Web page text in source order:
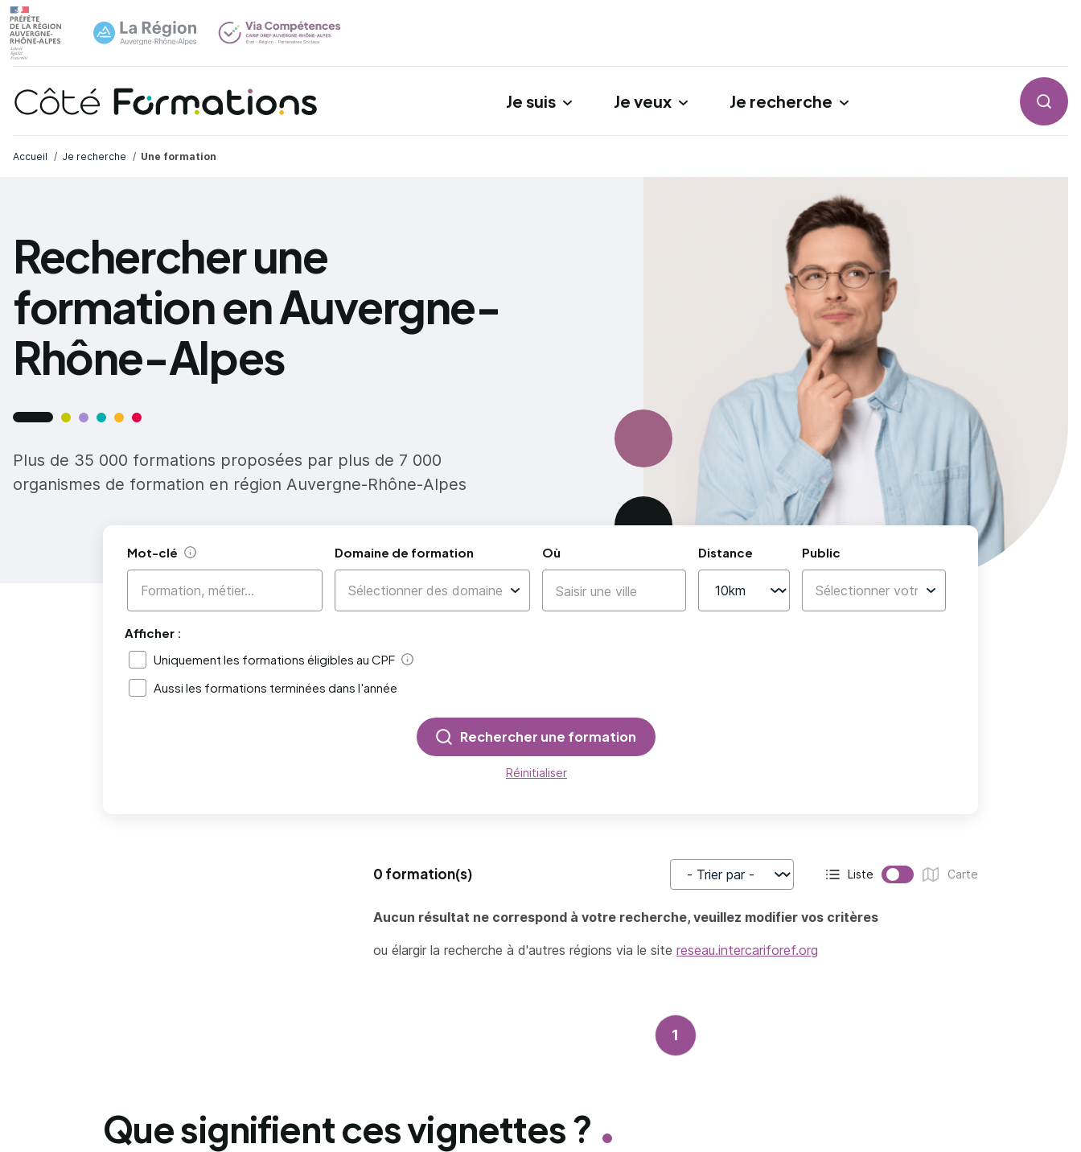
Je suis Je veux Je recherche
Accueil Je recherche Une formation
Rechercher une
formation en Auvergne-
Rhône-Alpes
Plus de 35 000 formations proposées par plus de 7 000
organismes de formation en région Auvergne-Rhône-Alpes
Mot-clé Aide Domaine de formation Où Distance Public
Afficher :
Uniquement les formations éligibles au CPF
Aide
Aussi les formations terminées dans l'année
Rechercher une formation
Réinitialiser
0 formation(s)
Trier par Affichage actif :
Liste
Affichage :
Carte
Aucun résultat ne correspond à votre recherche, veuillez modifier vos critères
ou élargir la recherche à d'autres régions via le site reseau.intercariforef.org
1
Que signifient ces vignettes ?